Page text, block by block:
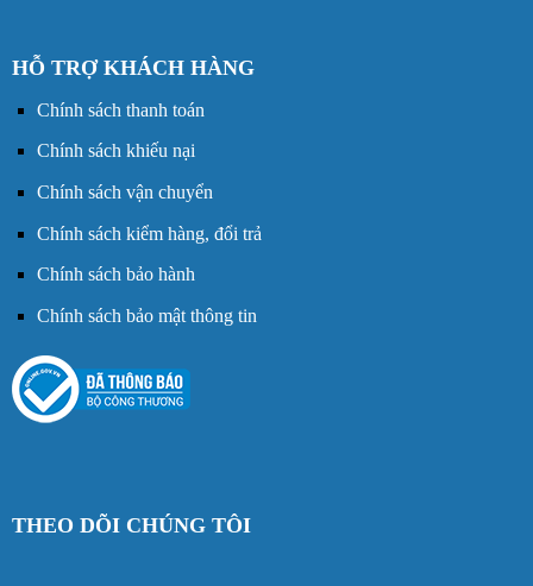
HỖ TRỢ KHÁCH HÀNG
Chính sách thanh toán
Chính sách khiếu nại
Chính sách vận chuyển
Chính sách kiểm hàng, đổi trả
Chính sách bảo hành
Chính sách bảo mật thông tin
THEO DÕI CHÚNG TÔI